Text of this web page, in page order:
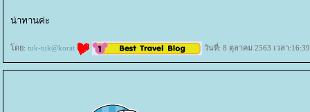
น่าทานค่ะ
ดย: tuk-tuk@korat วันที่: 8 ตุลาคม 2563 เวลา